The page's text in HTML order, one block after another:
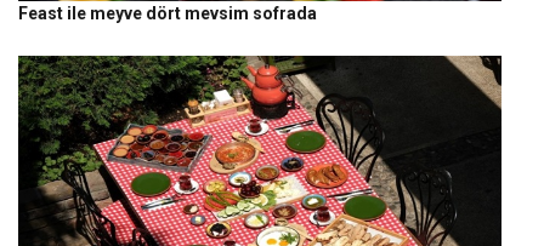
Feast ile meyve dört mevsim sofrada